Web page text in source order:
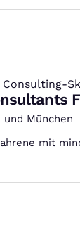
München
mit